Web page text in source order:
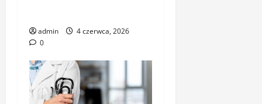
admin
4 czerwca, 2026
0